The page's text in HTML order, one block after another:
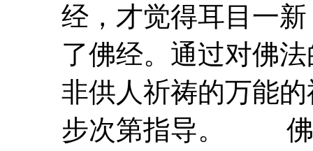
经，才觉得耳目一
了佛经。通过对佛
非供人祈祷的万能
步次第指导。 佛